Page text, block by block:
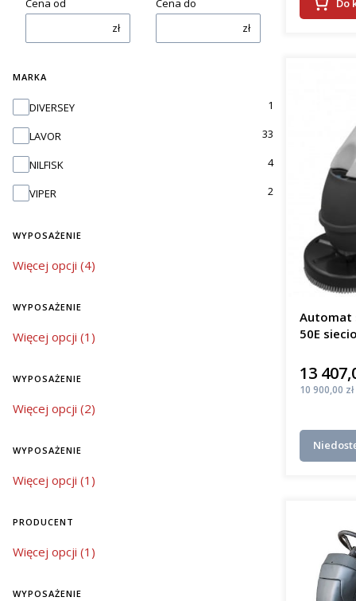
Cena od
zł
Cena do
zł
MARKA
Marka
DIVERSEY 1
LAVOR 33
NILFISK 4
VIPER 2
WYPOSAŻENIE
wyposażenie
Więcej opcji (4)
WYPOSAŻENIE
wyposażenie
Więcej opcji (1)
WYPOSAŻENIE
wyposażenie
Więcej opcji (2)
WYPOSAŻENIE
wyposażenie
Więcej opcji (1)
PRODUCENT
Producent
Więcej opcji (1)
WYPOSAŻENIE
pady
zbiera
wieloma
Jaki
W
różnią się
jak
Automat
50E
Cena
13
Cena
10 900,00 zł